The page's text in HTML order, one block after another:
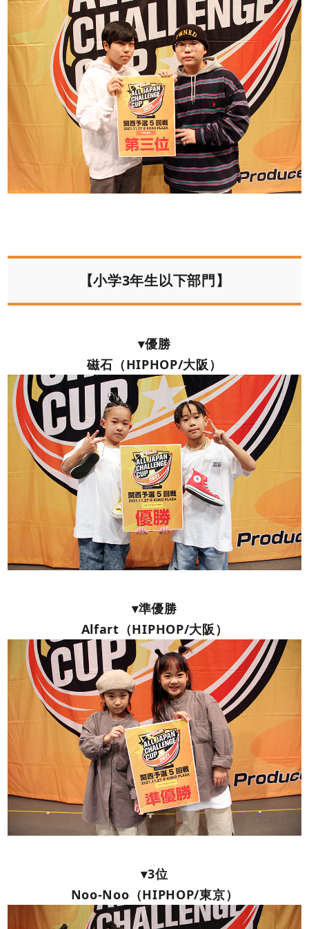
【小学3年生以下部門】
▾優勝
磁石（HIPHOP/大阪）
▾準優勝
Alfart（HIPHOP/大阪）
▾3位
Noo-Noo（HIPHOP/東京）